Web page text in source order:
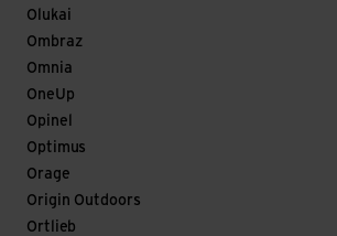
Olukai
Ombraz
Omnia
OneUp
Opinel
Optimus
Orage
Origin Outdoors
Ortlieb